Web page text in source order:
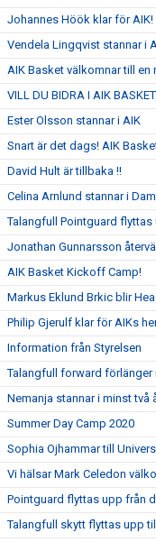
Johannes Höök klar för AIK!
Vendela Lingqvist stannar i
AIK Basket välkomnar till en
VILL DU BIDRA I AIK
Ester Olsson stannar i AIK
Snart är det dags! AIK
David Hult är tillbaka !!
Celina Arnlund stannar i
Talangfull Pointguard
Jonathan Gunnarsson
AIK Basket Kickoff Camp!
Markus Eklund Brkic blir
Philip Gjerulf klar för AIKs
Information från Styrelsen
Talangfull forward förlänger
Nemanja stannar i minst två
Summer Day Camp 2020
Sophia Ojhammar till
Vi hälsar Mark Celedon
Pointguard flyttas upp från
Talangfull skytt flyttas upp